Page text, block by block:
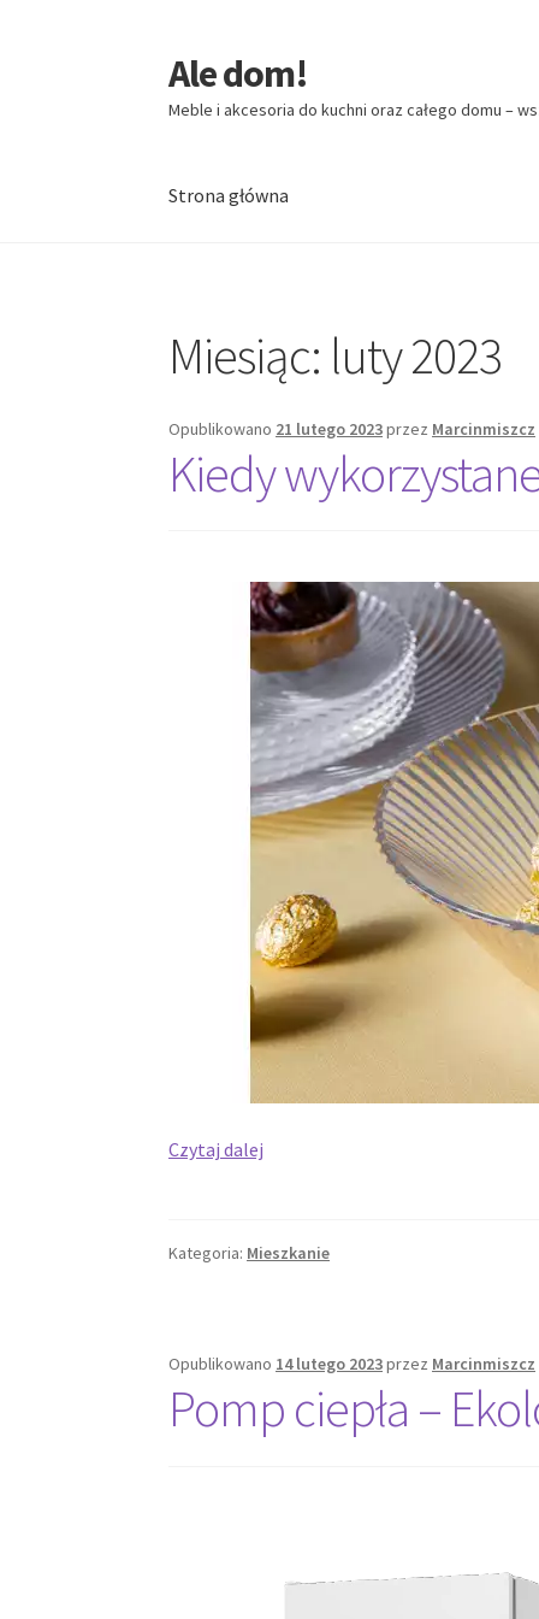
Przejdź
do
nawigacji
Przejdź
do
treści
Ale dom!
Meble i akcesoria do kuchni oraz całego domu –
Strona główna
Miesiąc: luty 2023
Opublikowano 21 lutego 2023przez Marcinmiszcz
Kiedy
Czytaj dalej
miski?
Kategoria: Mieszkanie
Opublikowano 14 lutego 2023przez Marcinmiszcz
Pomp ciepła –